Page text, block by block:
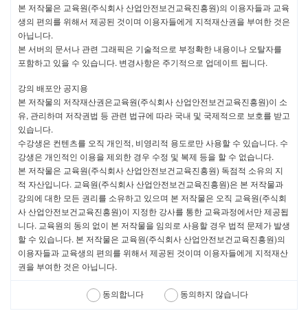
제 3조 약관 외 준칙
이 약관에 명시되지 않은 사항에 대해서는 관계법령, 회사가 정한 서비
스의 개별이용약관, 세부이용지침 및 규칙 등의 규정을 따르게 됩니다.
제 4조 용어의 정의
이 약관에서 사용하는 용어의 정의는 다음과 같습니다.
회원 : 사이트에 접속하여 이 약관에 동의함으로써 회사와 서비스
이용계약을 체결하고 이용자 ID(이용자고유번호)와
Password(비밀번호)를 발급받은 자를 말합니다.
이용자 ID(이용자고유번호) : 회원 식별과 서비스 이용을 위하여
회원이 선정하고 회사가 승인하여 부여하는 문자와 숫자의 조합
을 말합니다.
PASSWORD(비밀번호) : 서비스 이용 시 이용자 ID와 일치하는
이용자임을 확인하고, 회원의 개인정보 보호를 위하여, 회원 자신
이 설정, 관리하는 문자와 숫자의 조합을 말합니다.
이용자 정보 : 이용자가 회사와 이용 계약 체결 시 회사에 등록하
는 이용자 ID, 성명, 주소 등 이용자의 신상에 관련된 정보를 말합
니다.
이용 등에 관한 구체적인 사항은 본 약관 제14조에 기술된 바와
본 저작물은 교육원(주식회사 산업안전보건교육진흥원)의 이용자들과 교육
생의 편의를 위해서 제공된 것이며 이용자들에게 지적재산권을 부여한 것은
아닙니다.
본 서버의 문서나 관련 그래픽은 기술적으로 부정확한 내용이나 오탈자를
포함하고 있을 수 있습니다. 변경사항은 주기적으로 업데이트 됩니다.
강의 배포안 공지용
본 저작물의 저작재산권은교육원(주식회사 산업안전보건교육진흥원)이 소
유, 관리하며 저작권법 등 관련 법규에 따라 국내 및 국제적으로 보호를 받고
있습니다.
수강생은 컨텐츠를 오직 개인적, 비영리적 용도로만 사용할 수 있습니다. 수
강생은 개인적인 이용을 제외한 경우 수정 및 복제 등을 할 수 없습니다.
본 저작물은 교육원(주식회사 산업안전보건교육진흥원) 독점적 소유의 지
적 자산입니다. 교육원(주식회사 산업안전보건교육진흥원)은 본 저작물과
강의에 대한 모든 권리를 소유하고 있으며 본 저작물은 오직 교육원(주식회
사 산업안전보건교육진흥원)이 지정한 강사를 통한 교육과정에서만 제공됩
니다. 교육원의 동의 없이 본 저작물을 임의로 사용할 경우 법적 문제가 발생
할 수 있습니다. 본 저작물은 교육원(주식회사 산업안전보건교육진흥원)의
이용자들과 교육생의 편의를 위해서 제공된 것이며 이용자들에게 지적재산
권을 부여한 것은 아닙니다.
동의합니다 동의하지 않습니다